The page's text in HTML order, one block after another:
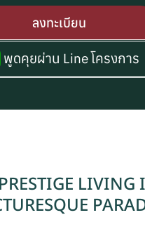
ลงทะเบียน
พูดคุยผ่าน Line โครงการ
PRESTIGE LIVING